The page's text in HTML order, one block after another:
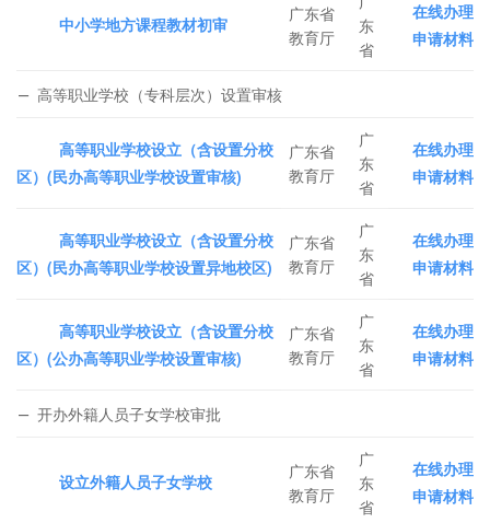
中小学地方课程教材初审
广东省
教育厅
东
省
在线办理
申请材料
高等职业学校（专科层次）设置审核
高等职业学校设立（含设置分校
区）(民办高等职业学校设置审核)
广东省
教育厅
广
东
省
在线办理
申请材料
高等职业学校设立（含设置分校
区）(民办高等职业学校设置异地校区)
广东省
教育厅
广
东
省
在线办理
申请材料
高等职业学校设立（含设置分校
区）(公办高等职业学校设置审核)
广东省
教育厅
广
东
省
在线办理
申请材料
开办外籍人员子女学校审批
设立外籍人员子女学校
广东省
教育厅
广
东
省
在线办理
申请材料